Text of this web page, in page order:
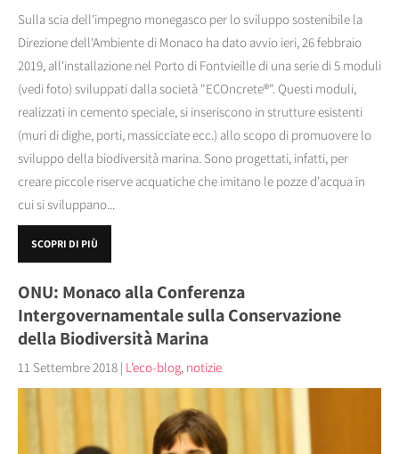
Sulla scia dell'impegno monegasco per lo sviluppo sostenibile la
Direzione dell'Ambiente di Monaco ha dato avvio ieri, 26 febbraio
2019, all'installazione nel Porto di Fontvieille di una serie di 5 moduli
(vedi foto) sviluppati dalla società "ECOncrete®". Questi moduli,
realizzati in cemento speciale, si inseriscono in strutture esistenti
(muri di dighe, porti, massicciate ecc.) allo scopo di promuovere lo
sviluppo della biodiversità marina. Sono progettati, infatti, per
creare piccole riserve acquatiche che imitano le pozze d'acqua in
cui si sviluppano...
SCOPRI DI PIÙ
ONU: Monaco alla Conferenza
Intergovernamentale sulla Conservazione
della Biodiversità Marina
11 Settembre 2018 | L'eco-blog, notizie